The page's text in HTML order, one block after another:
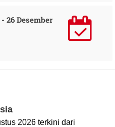
26 Desember
2026 terkini dari